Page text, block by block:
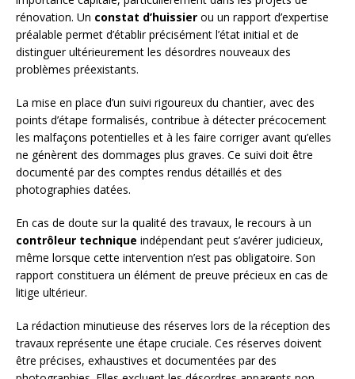
rénovation. Un constat d’huissier ou un rapport d’expertise
préalable permet d’établir précisément l’état initial et de
distinguer ultérieurement les désordres nouveaux des
problèmes préexistants.
La mise en place d’un suivi rigoureux du chantier, avec des
points d’étape formalisés, contribue à détecter précocement
les malfaçons potentielles et à les faire corriger avant qu’elles
ne génèrent des dommages plus graves. Ce suivi doit être
documenté par des comptes rendus détaillés et des
photographies datées.
En cas de doute sur la qualité des travaux, le recours à un
contrôleur technique indépendant peut s’avérer judicieux,
même lorsque cette intervention n’est pas obligatoire. Son
rapport constituera un élément de preuve précieux en cas de
litige ultérieur.
La rédaction minutieuse des réserves lors de la réception des
travaux représente une étape cruciale. Ces réserves doivent
être précises, exhaustives et documentées par des